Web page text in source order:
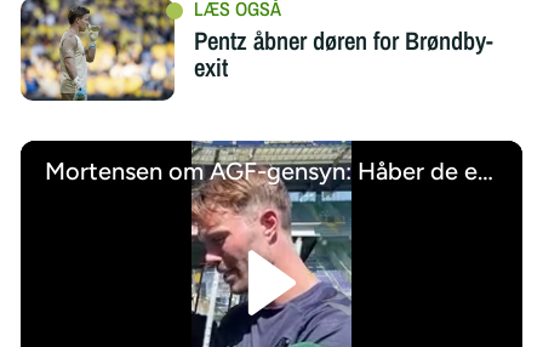
Pentz åbner døren for Brøndby-
exit
Mortensen om AGF-gensyn: Håber de er søde ved mig